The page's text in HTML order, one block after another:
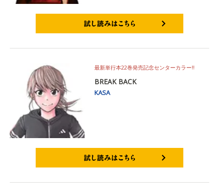
最新単行本22巻発売記念センターカラー!!
BREAK BACK
KASA